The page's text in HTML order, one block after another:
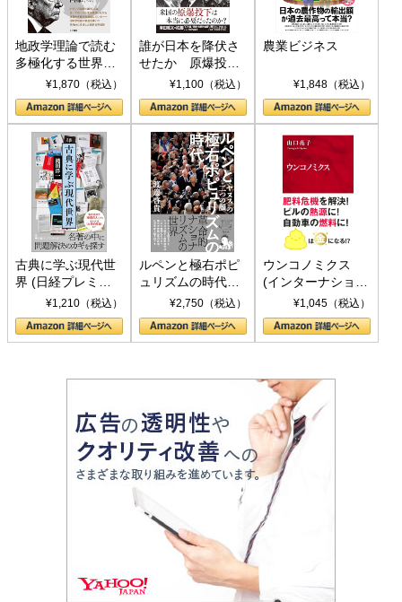
地政学理論で読む
多極化する世界：
トランプとBRICS
の挑戦
¥1,870（税込）
誰が日本を降伏さ
せたか 原爆投
下、ソ連参戦、そ
して聖断 (PHP新
書)
¥1,100（税込）
農業ビジネス
¥1,848（税込）
古典に学ぶ現代世
界 (日経プレミア
シリーズ)¥1,210（税込）
ルペンと極右ポピ
ュリズムの時代：
〈ヤヌス〉の二つ
の顔
¥2,750（税込）
ウンコノミクス
(インターナショナ
ル新書)¥1,045（税込）